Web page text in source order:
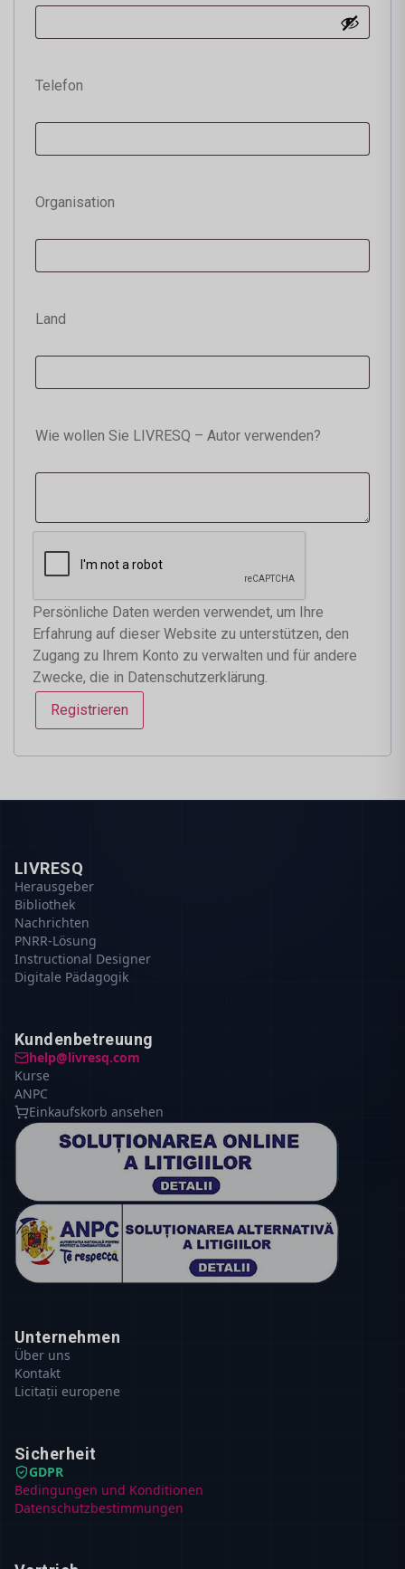
Telefon
Organisation
Land
Wie wollen Sie LIVRESQ – Autor verwenden?
Persönliche Daten werden verwendet, um Ihre
Erfahrung auf dieser Website zu unterstützen, den
Zugang zu Ihrem Konto zu verwalten und für andere
Zwecke, die in Datenschutzerklärung.
Registrieren
LIVRESQ
Herausgeber
Bibliothek
Nachrichten
PNRR-Lösung
Instructional Designer
Digitale Pädagogik
Kundenbetreuung
help@livresq.com
Kurse
ANPC
Einkaufskorb ansehen
Unternehmen
Über uns
Kontakt
Licitații europene
Sicherheit
GDPR
Bedingungen und Konditionen
Datenschutzbestimmungen